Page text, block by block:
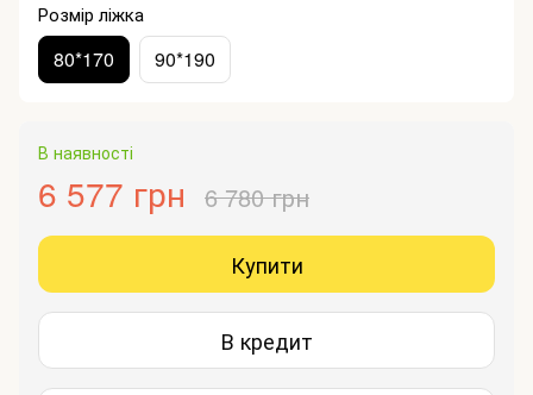
Розмір ліжка
80*170 90*190
В наявності
6 577 грн 6 780 грн
Купити
В кредит